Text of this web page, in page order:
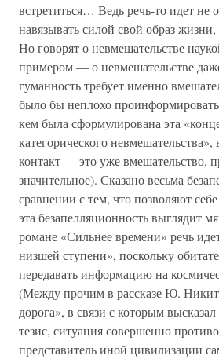
встретиться… Ведь речь-то идет не
навязывать силой свой образ
Но говорят о невмешательстве
примером — о невмешательстве
гуманность требует именно
было бы неплохо проинформировать
кем была сформулирована эта
категорического
контакт — это уже вмешательство,
значительное). Сказано весьма
сравнении с тем, что позволяют
эта безапелляционность выглядит
романе «Сильнее времени» речь
низшей ступени», поскольку
передавать информацию на
(Между прочим в рассказе Ю.
дорога», в связи с которым
тезис, ситуация совершенно
представитель иной цивилизации